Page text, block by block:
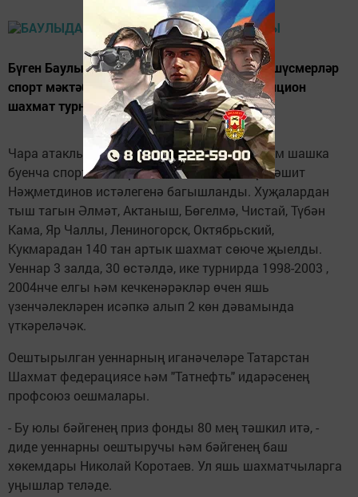
Бүген Баулының 1нче санлы балалар һәм яшүсмерләр
спорт мәктәбендә регионара XXIII нче традицион
шахмат турниры ачылды.
Чара атаклы спортчы, халыкара шахмат һәм шашка
буенча спорт мастеры, атказанган тренер Рәшит
Нәҗметдинов истәлегенә багышланды. Хуҗалардан
тыш тагын Әлмәт, Актаныш, Бөгелмә, Чистай, Түбән
Кама, Яр Чаллы, Лениногорск, Октябрьский,
Кукмарадан 140 тан артык шахмат сөюче җыелды.
Уеннар 3 залда, 30 өстәлдә, ике турнирда 1998-2003 ,
2004нче елгы һәм кечкенәрәкләр өчен яшь
үзенчәлекләрен исәпкә алып 2 көн дәвамында
үткәреләчәк.
Оештырылган уеннарның иганәчеләре Татарстан
Шахмат федерациясе һәм "Татнефть" идарәсенең
профсоюз оешмалары.
- Бу юлы бәйгенең приз фонды 80 мең тәшкил итә, -
диде уеннарны оештыручы һәм бәйгенең баш
хөкемдары Николай Коротаев. Ул яшь шахматчыларга
уңышлар теләде.